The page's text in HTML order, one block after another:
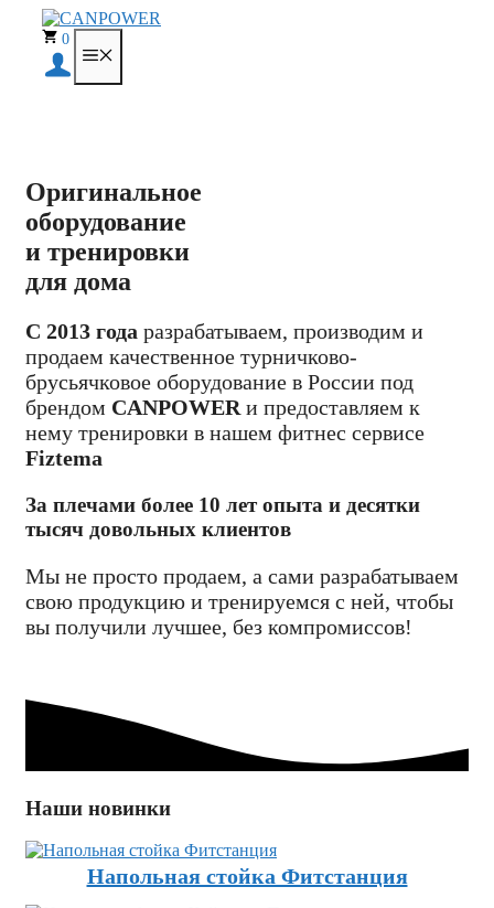
Перейти
содержимому
0
Оригинальное
оборудование
и тренировки
для дома
С 2013 года разрабатываем, производим и
продаем качественное турничково-
брусьячковое оборудование в России под
брендом CANPOWER и предоставляем к
нему тренировки в нашем фитнес сервисе
Fiztema
За плечами более 10 лет опыта и десятки
тысяч довольных клиентов
Мы не просто продаем, а сами разрабатываем
свою продукцию и тренируемся с ней, чтобы
вы получили лучшее, без компромиссов!
Наши новинки
Напольная стойка Фитстанция